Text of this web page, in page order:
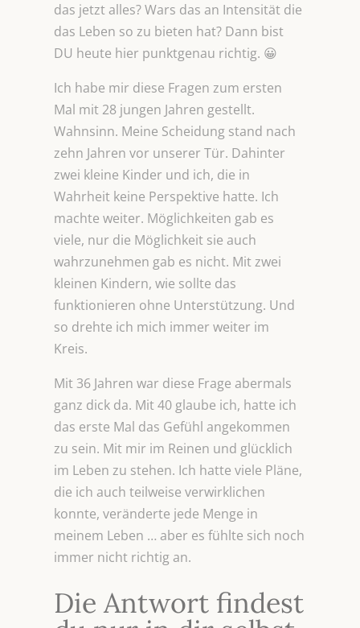
das jetzt alles? Wars das an Intensität die
das Leben so zu bieten hat? Dann bist
DU heute hier punktgenau richtig. 😀
Ich habe mir diese Fragen zum ersten
Mal mit 28 jungen Jahren gestellt.
Wahnsinn. Meine Scheidung stand nach
zehn Jahren vor unserer Tür. Dahinter
zwei kleine Kinder und ich, die in
Wahrheit keine Perspektive hatte. Ich
machte weiter. Möglichkeiten gab es
viele, nur die Möglichkeit sie auch
wahrzunehmen gab es nicht. Mit zwei
kleinen Kindern, wie sollte das
funktionieren ohne Unterstützung. Und
so drehte ich mich immer weiter im
Kreis.
Mit 36 Jahren war diese Frage abermals
ganz dick da. Mit 40 glaube ich, hatte ich
das erste Mal das Gefühl angekommen
zu sein. Mit mir im Reinen und glücklich
im Leben zu stehen. Ich hatte viele Pläne,
die ich auch teilweise verwirklichen
konnte, veränderte jede Menge in
meinem Leben … aber es fühlte sich noch
immer nicht richtig an.
Die Antwort findest